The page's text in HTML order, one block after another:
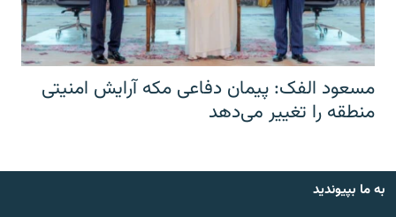
مسعود الفک: پیمان دفاعی مکه آرایش امنیتی
منطقه را تغییر می‌دهد
به ما بپیوندید